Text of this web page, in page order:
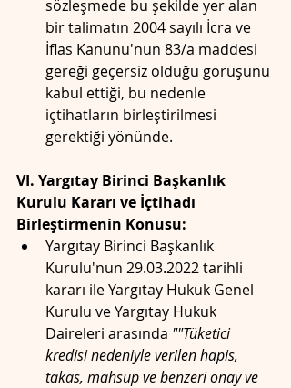
sözleşmede bu şekilde yer alan
bir talimatın 2004 sayılı İcra ve
İflas Kanunu'nun 83/a maddesi
gereği geçersiz olduğu görüşünü
kabul ettiği, bu nedenle
içtihatların birleştirilmesi
gerektiği yönünde.
VI. Yargıtay Birinci Başkanlık
Kurulu Kararı ve İçtihadı
Birleştirmenin Konusu:
Yargıtay Birinci Başkanlık
Kurulu'nun 29.03.2022 tarihli
kararı ile Yargıtay Hukuk Genel
Kurulu ve Yargıtay Hukuk
Daireleri arasında ""Tüketici
kredisi nedeniyle verilen hapis,
takas, mahsup ve benzeri onay ve